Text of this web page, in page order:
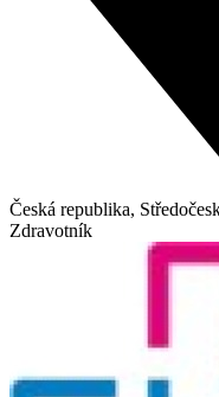
Česká republika,
Zdravotník